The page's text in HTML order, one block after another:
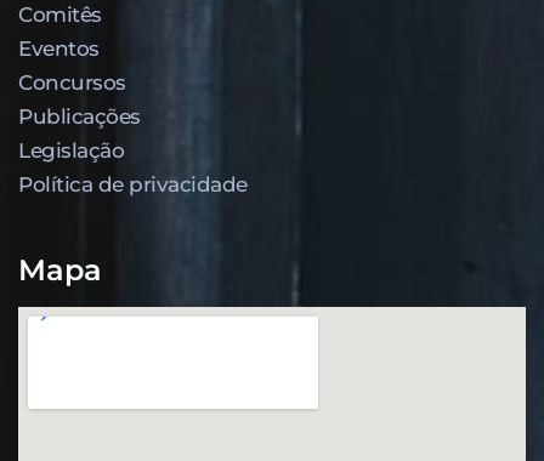
Comitês
Eventos
Concursos
Publicações
Legislação
Política de privacidade
Mapa